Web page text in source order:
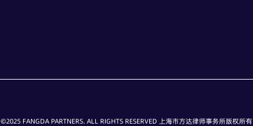
©2025 FANGDA PARTNERS. ALL RIGHTS RESERVED 上海市方达律师事务所版权所有